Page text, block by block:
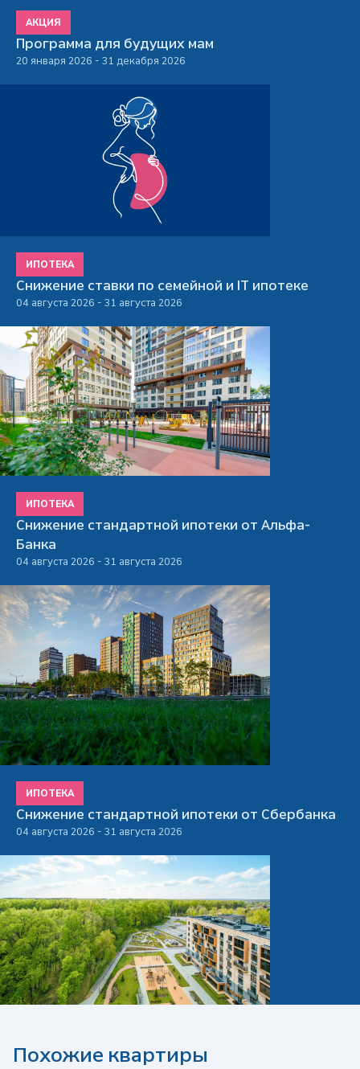
АКЦИЯ
Программа для будущих мам
20 января 2026 - 31 декабря 2026
ИПОТЕКА
Снижение ставки по семейной и IT ипотеке
04 августа 2026 - 31 августа 2026
ИПОТЕКА
Снижение стандартной ипотеки от Альфа-
Банка
04 августа 2026 - 31 августа 2026
ИПОТЕКА
Снижение стандартной ипотеки от Сбербанка
04 августа 2026 - 31 августа 2026
Похожие квартиры